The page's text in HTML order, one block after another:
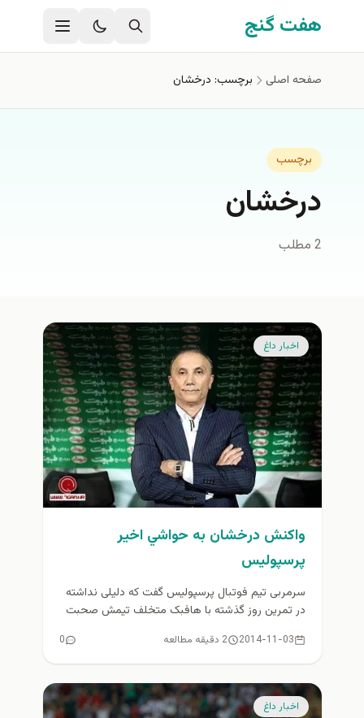
رفتن به محتوای اصلی
هفت گنج
صفحه اصلی برچسب: درخشان
برچسب
درخشان
2 مطلب
اخبار داغ
واکنش درخشان به حواشي اخير
پرسپوليس
سرمربی تیم فوتبال پرسپولیس گفت که دلیلی نداشته
در تمرین روز گذشته با هافبک متخلف تیمش صحبت
2014-11-03 2 دقیقه مطالعه 0
اخبار داغ